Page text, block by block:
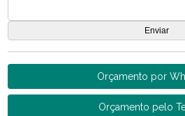
Orçamento por
Orçamento pelo